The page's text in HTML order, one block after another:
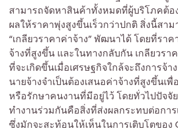
สามารถจัดหาสินค้าทั้งหมดที่ผู้บริโภคต้อ
ผลให้ราคาพุ่งสูงขึ้นเร็วกว่าปกติ สิ่งนี้สาม
“เกลียวราคาค่าจ้าง” พัฒนาได้ โดยที่รา
จ้างที่สูงขึ้น และในทางกลับกัน เกลียวรา
ที่จะเกิดขึ้นเมื่อเศรษฐกิจใกล้จะถึงการจ้า
นายจ้างจำเป็นต้องเสนอค่าจ้างที่สูงขึ้นเ
หรือรักษาคนงานที่มีอยู่ไว้ โดยทั่วไปปัจจั
ทำงานร่วมกันคือสิ่งที่ส่งผลกระทบต่อการ
ซึ่งมักจะสะท้อนให้เห็นในการเติบโตของ